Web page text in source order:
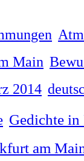
Main
2014
Gedichte in
am